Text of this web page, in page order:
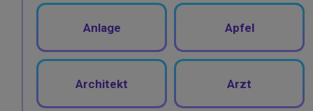
Anlage Apfel
Architekt Arzt